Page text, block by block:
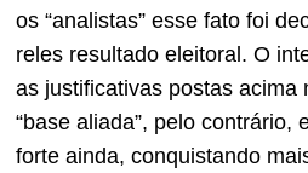
os “analistas” esse fato foi
reles resultado eleitoral. O
as justificativas postas acima
“base aliada”, pelo contrário,
forte ainda, conquistando